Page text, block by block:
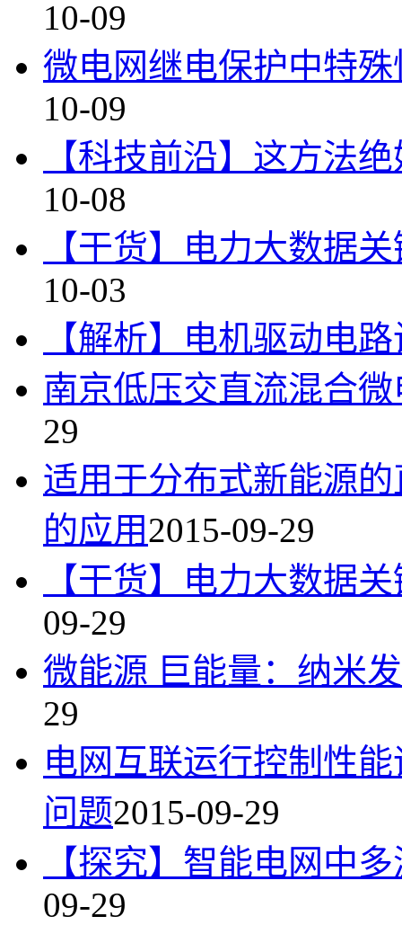
10-09
微电网继电保护中特
10-09
【科技前沿】这方法
10-08
【干货】电力大数据
10-03
【解析】电机驱动电
南京低压交直流混合
29
适用于分布式新能源
的应用2015-09-29
【干货】电力大数据
09-29
微能源 巨能量：纳米
29
电网互联运行控制性
问题2015-09-29
【探究】智能电网中
09-29